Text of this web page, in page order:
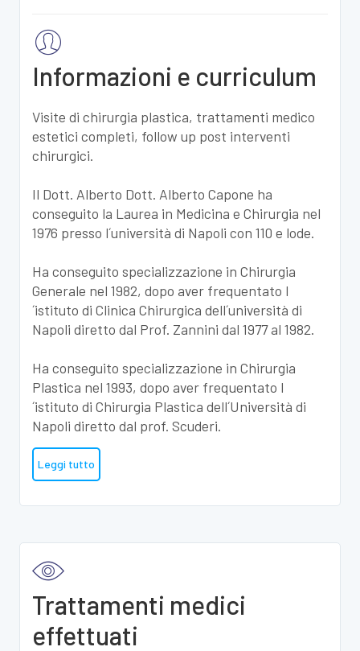
Informazioni e curriculum
Visite di chirurgia plastica, trattamenti medico
estetici completi, follow up post interventi
chirurgici.
Il Dott. Alberto Dott. Alberto Capone ha
conseguito la Laurea in Medicina e Chirurgia nel
1976 presso l´università di Napoli con 110 e lode.
Ha conseguito specializzazione in Chirurgia
Generale nel 1982, dopo aver frequentato l
´istituto di Clinica Chirurgica dell´università di
Napoli diretto dal Prof. Zannini dal 1977 al 1982.
Ha conseguito specializzazione in Chirurgia
Plastica nel 1993, dopo aver frequentato l
´istituto di Chirurgia Plastica dell´Università di
Napoli diretto dal prof. Scuderi.
Leggi tutto
Trattamenti medici
effettuati